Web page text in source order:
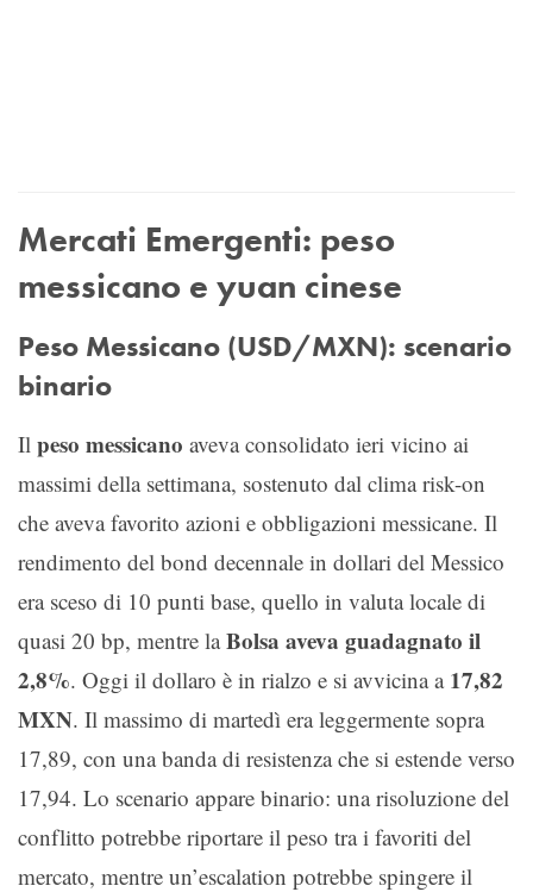
Mercati Emergenti: peso
messicano e yuan cinese
Peso Messicano (USD/MXN): scenario
binario
Il peso messicano aveva consolidato ieri vicino ai
massimi della settimana, sostenuto dal clima risk-on
che aveva favorito azioni e obbligazioni messicane. Il
rendimento del bond decennale in dollari del Messico
era sceso di 10 punti base, quello in valuta locale di
quasi 20 bp, mentre laBolsa aveva guadagnato il
2,8%. Oggi il dollaro è in rialzo e si avvicina a 17,82
MXN. Il massimo di martedì era leggermente sopra
17,89, con una banda di resistenza che si estende verso
17,94. Lo scenario appare binario: una risoluzione del
conflitto potrebbe riportare il peso tra i favoriti del
mercato, mentre un’escalation potrebbe spingere il